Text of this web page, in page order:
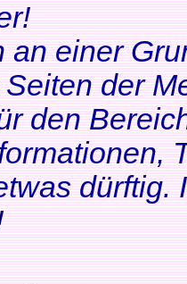
an einer
der
den
dürftig.